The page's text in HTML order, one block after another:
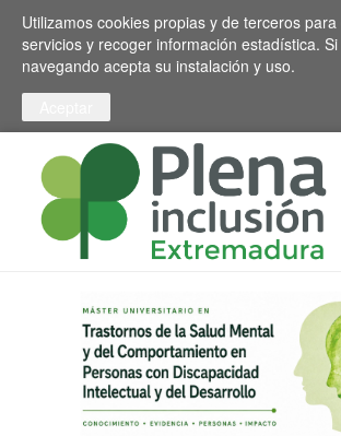
Pasar al contenido principal
Toggle high contrast
Utilizamos cookies propias y de terceros
servicios y recoger información estadística.
navegando acepta su instalación y uso.